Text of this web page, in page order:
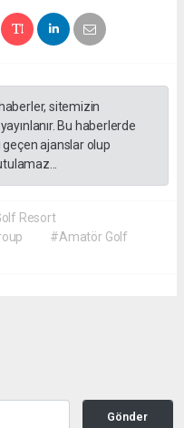
sitemizin
Bu haberlerde
ajanslar olup
Resort
#Amatör Golf
Gönder